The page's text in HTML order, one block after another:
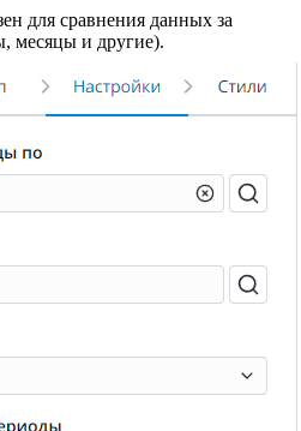
для сравнения данных за
месяцы и другие).